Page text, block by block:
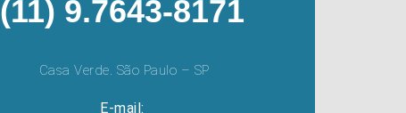
(11) 9.7643-8171
Casa Verde. São Paulo – SP
E-mail: